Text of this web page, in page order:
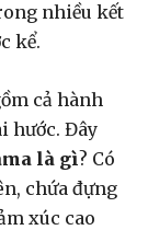
nhiều kết
kể.
cả hành
hước. Đây
là gì? Có
chứa đựng
xúc cao